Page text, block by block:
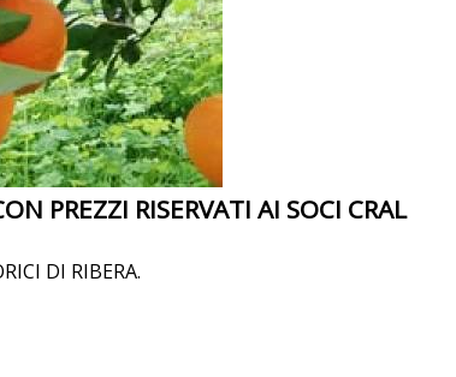
PREZZI RISERVATI AI SOCI CRAL
DI RIBERA.